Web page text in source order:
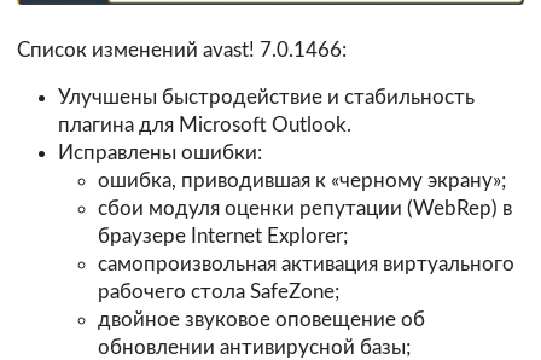
Список изменений avast! 7.0.1466:
Улучшены быстродействие и стабильность
плагина для Microsoft Outlook.
Исправлены ошибки:
ошибка, приводившая к «черному экрану»;
сбои модуля оценки репутации (WebRep) в
браузере Internet Explorer;
самопроизвольная активация виртуального
рабочего стола SafeZone;
двойное звуковое оповещение об
обновлении антивирусной базы;